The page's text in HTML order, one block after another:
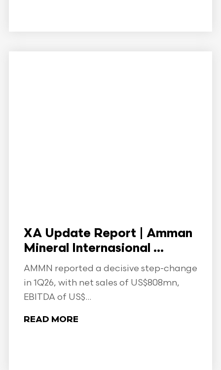
XA Update Report | Amman
Mineral Internasional ...
AMMN reported a decisive step-change
in 1Q26, with net sales of US$808mn,
EBITDA of US$...
READ MORE